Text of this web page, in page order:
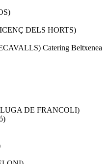
DELS HORTS)
Catering Beltxenea
DE FRANCOLI)